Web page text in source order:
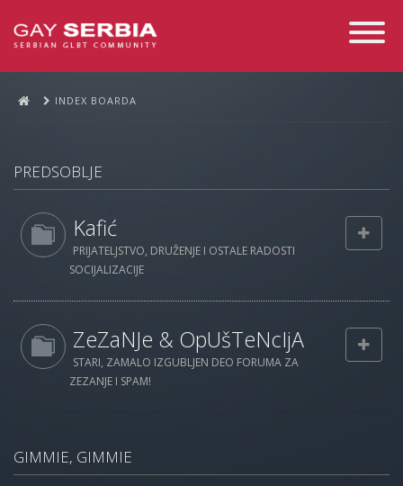
Toggle
INDEX BOARDA
PREDSOBLJE
Kafić
PRIJATELJSTVO, DRUŽENJE I OSTALE RADOSTI
SOCIJALIZACIJE
ZeZaNJe & OpUšTeNcIjA
STARI, ZAMALO IZGUBLJEN DEO FORUMA ZA
ZEZANJE I SPAM!
GIMMIE, GIMMIE